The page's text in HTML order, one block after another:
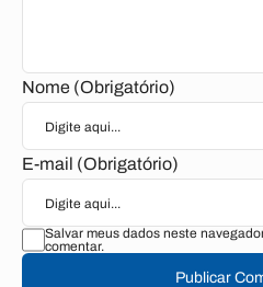
Nome (Obrigatório)
E-mail (Obrigatório)
Salvar meus dados neste
comentar.
Publicar